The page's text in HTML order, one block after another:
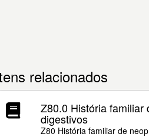
relacionados
Z80.0 História familiar
digestivos
Z80 História familiar de